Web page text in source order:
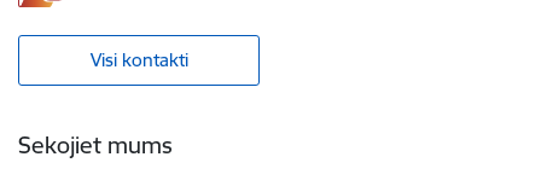
Visi kontakti
Sekojiet mums